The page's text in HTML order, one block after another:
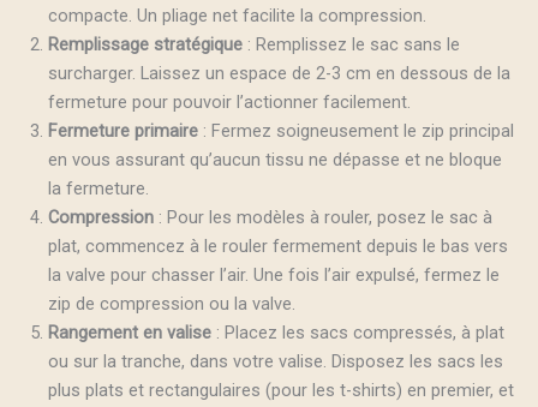
compacte. Un pliage net facilite la compression.
Remplissage stratégique : Remplissez le sac sans le
surcharger. Laissez un espace de 2-3 cm en dessous de la
fermeture pour pouvoir l’actionner facilement.
Fermeture primaire : Fermez soigneusement le zip principal
en vous assurant qu’aucun tissu ne dépasse et ne bloque
la fermeture.
Compression : Pour les modèles à rouler, posez le sac à
plat, commencez à le rouler fermement depuis le bas vers
la valve pour chasser l’air. Une fois l’air expulsé, fermez le
zip de compression ou la valve.
Rangement en valise : Placez les sacs compressés, à plat
ou sur la tranche, dans votre valise. Disposez les sacs les
plus plats et rectangulaires (pour les t-shirts) en premier, et